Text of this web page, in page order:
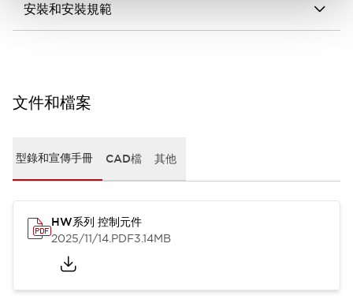
安裝和安裝規範
文件和檔案
型錄和宣傳手冊 CAD檔 其他
HW系列 控制元件
2025/11/14.PDF3.14MB